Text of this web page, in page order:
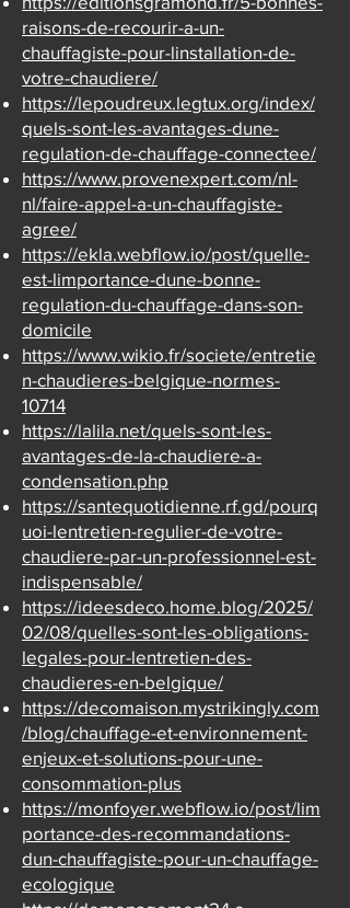
raisons-de-recourir-a-un-
chauffagiste-pour-linstallation-de-
votre-chaudiere/
https://lepoudreux.legtux.org/index/
quels-sont-les-avantages-dune-
regulation-de-chauffage-connectee/
https://www.provenexpert.com/nl-
nl/faire-appel-a-un-chauffagiste-
agree/
https://ekla.webflow.io/post/quelle-
est-limportance-dune-bonne-
regulation-du-chauffage-dans-son-
domicile
https://www.wikio.fr/societe/entretie
n-chaudieres-belgique-normes-
10714
https://lalila.net/quels-sont-les-
avantages-de-la-chaudiere-a-
condensation.php
https://santequotidienne.rf.gd/pourq
uoi-lentretien-regulier-de-votre-
chaudiere-par-un-professionnel-est-
indispensable/
https://ideesdeco.home.blog/2025/
02/08/quelles-sont-les-obligations-
legales-pour-lentretien-des-
chaudieres-en-belgique/
https://decomaison.mystrikingly.com
/blog/chauffage-et-environnement-
enjeux-et-solutions-pour-une-
consommation-plus
https://monfoyer.webflow.io/post/lim
portance-des-recommandations-
dun-chauffagiste-pour-un-chauffage-
ecologique